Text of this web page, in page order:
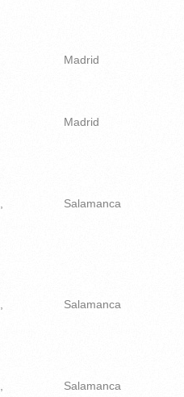
Madrid
Madrid
Salamanca
Salamanca
Salamanca